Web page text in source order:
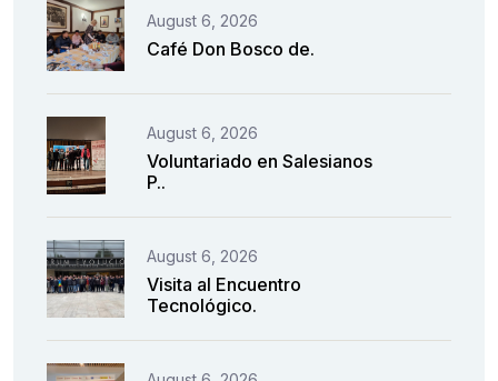
August 6, 2026
Café Don Bosco de.
August 6, 2026
Voluntariado en Salesianos
P..
August 6, 2026
Visita al Encuentro
Tecnológico.